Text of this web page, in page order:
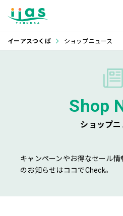
イーアスつくば ショップニュース
Shop
ショップニ
キャンペーンやお得なセール
のお知らせはココでCheck。